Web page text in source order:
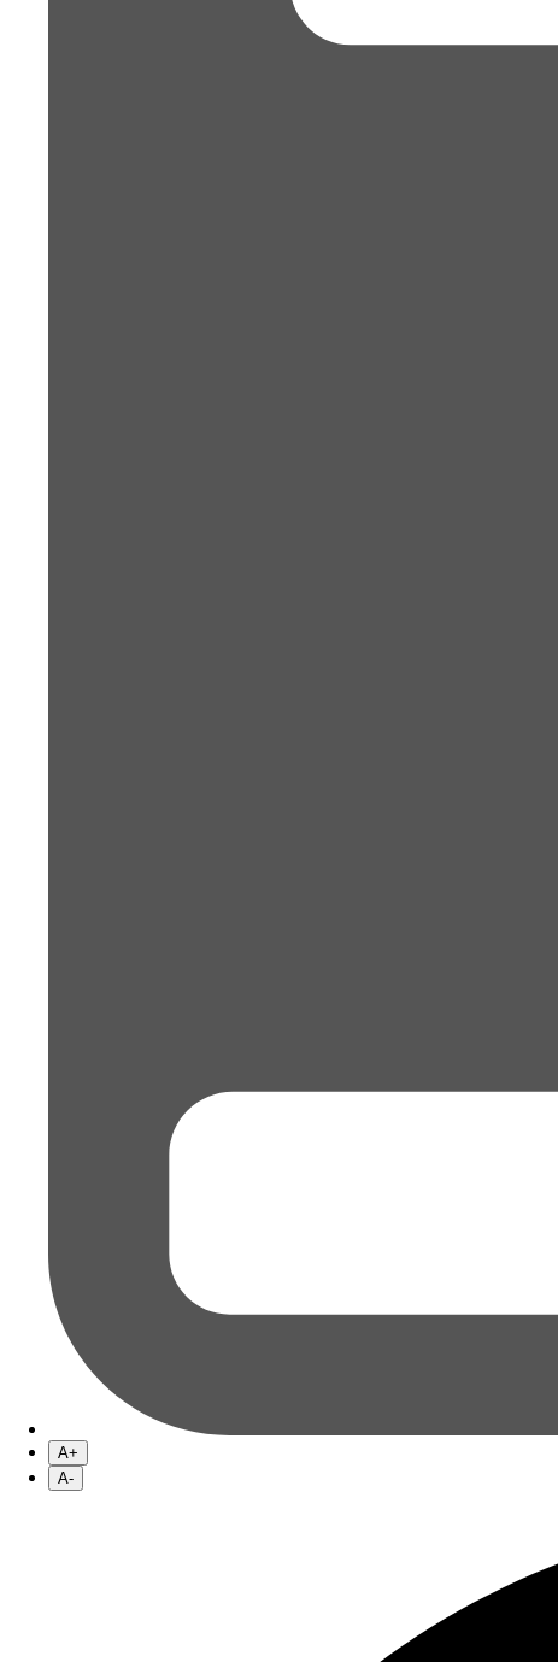
A+
A-